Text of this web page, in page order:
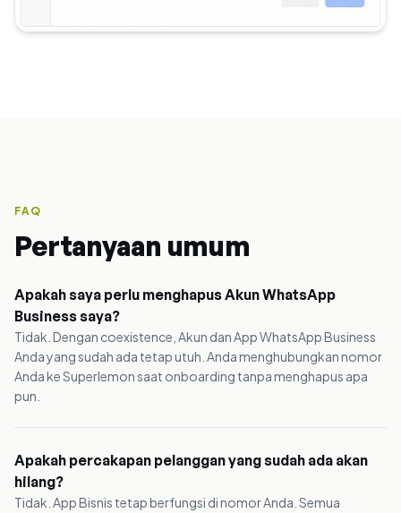
FAQ
Pertanyaan umum
Apakah saya perlu menghapus Akun WhatsApp
Business saya?
Tidak. Dengan coexistence, Akun dan App WhatsApp Business
Anda yang sudah ada tetap utuh. Anda menghubungkan nomor
Anda ke Superlemon saat onboarding tanpa menghapus apa
pun.
Apakah percakapan pelanggan yang sudah ada akan
hilang?
Tidak. App Bisnis tetap berfungsi di nomor Anda. Semua